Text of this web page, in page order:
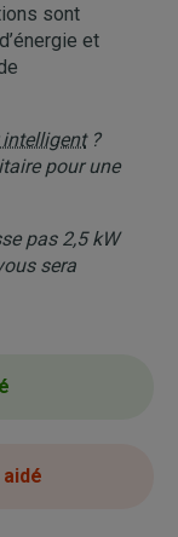
sont
et
?
pour une
pas 2,5 kW
sera